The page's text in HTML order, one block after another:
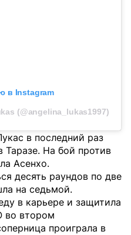
в Instagram
(@angelina_lukas1997)
в последний раз
Таразе. На бой против
Асенхо.
десять раундов по две
на седьмой.
в карьере и защитила
во втором
проиграла в